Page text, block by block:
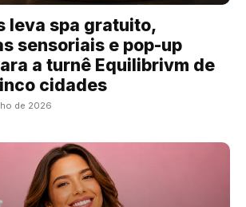
leva spa gratuito,
sensoriais e pop-up
a turnê Equilibrivm de
cidades
de 2026